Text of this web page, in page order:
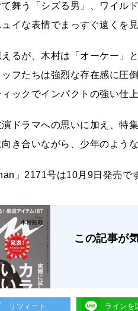
舞う「シズる男」、ワイル
イな表情でまっすぐ遠くを
るが、木村は「オーケー」
フたちは強烈な存在感に圧
ックでインパクトの強い仕
ドラマへの思いに加え、特
き合いながら、少年のよう
」2171号は10月9日発売で
この記事が
リツィート ラインを